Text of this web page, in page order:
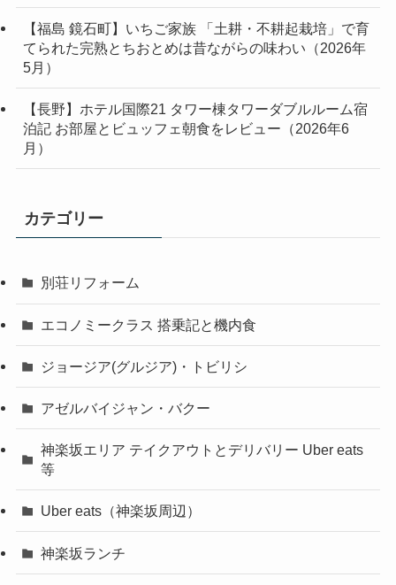
【福島 鏡石町】いちご家族 「土耕・不耕起栽培」で育
てられた完熟とちおとめは昔ながらの味わい（2026年
5月）
【長野】ホテル国際21 タワー棟タワーダブルルーム宿
泊記 お部屋とビュッフェ朝食をレビュー（2026年6
月）
カテゴリー
別荘リフォーム
エコノミークラス 搭乗記と機内食
ジョージア(グルジア)・トビリシ
アゼルバイジャン・バクー
神楽坂エリア テイクアウトとデリバリー Uber eats
等
Uber eats（神楽坂周辺）
神楽坂ランチ